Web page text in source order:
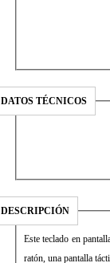
DATOS TÉCNICOS
DESCRIPCIÓN
Este teclado en
ratón, una pantalla